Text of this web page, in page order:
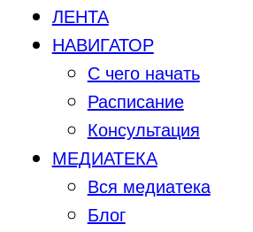
ЛЕНТА
НАВИГАТОР
С чего начать
Расписание
Консультация
МЕДИАТЕКА
Вся медиатека
Блог